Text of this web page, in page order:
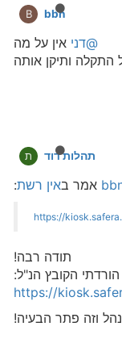
B bbn
@דני אין על מה
ת תהלות דוד
אמר באין רשת:
https://
תודה רבה!
הקובץ הנ"ל:
https://
וזה פתר הבעיה!